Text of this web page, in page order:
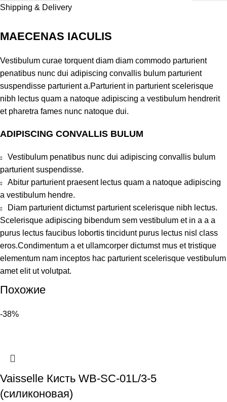
Shipping & Delivery
MAECENAS IACULIS
Vestibulum curae torquent diam diam commodo parturient
penatibus nunc dui adipiscing convallis bulum parturient
suspendisse parturient a.Parturient in parturient scelerisque
nibh lectus quam a natoque adipiscing a vestibulum hendrerit
et pharetra fames nunc natoque dui.
ADIPISCING CONVALLIS BULUM
Vestibulum penatibus nunc dui adipiscing convallis bulum
parturient suspendisse.
Abitur parturient praesent lectus quam a natoque adipiscing
a vestibulum hendre.
Diam parturient dictumst parturient scelerisque nibh lectus.
Scelerisque adipiscing bibendum sem vestibulum et in a a a
purus lectus faucibus lobortis tincidunt purus lectus nisl class
eros.Condimentum a et ullamcorper dictumst mus et tristique
elementum nam inceptos hac parturient scelerisque vestibulum
amet elit ut volutpat.
Похожие
-38%
Vaisselle Кисть WB-SC-01L/3-5
(силиконовая)